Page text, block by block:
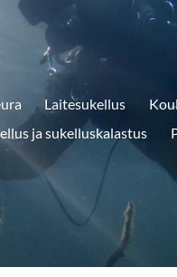
Laitesukellus
ja sukelluskalastus